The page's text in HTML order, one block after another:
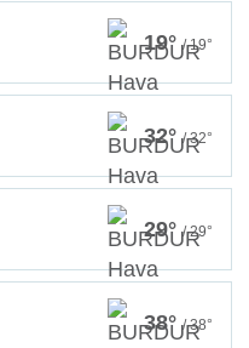
19°/ 19°
32°/ 32°
29°/ 29°
38°/ 38°